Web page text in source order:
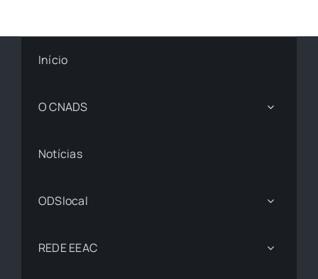
Início
O CNADS
Notícias
ODSlocal
REDE EEAC